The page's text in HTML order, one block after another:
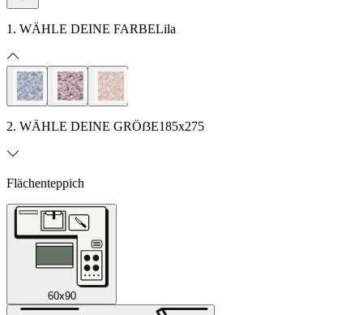
1. WÄHLE DEINE FARBELila
2. WÄHLE DEINE GRÖẞE185x275
Flächenteppich
60x90